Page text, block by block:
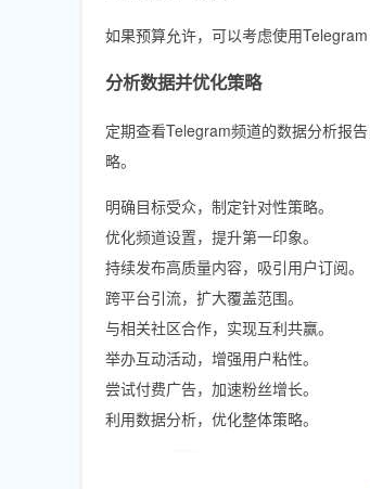
如果预算允许，可以考虑使用
分析数据并优化策略
定期查看Telegram频道的数据分析报
略。
明确目标受众，制定针对性策略。
优化频道设置，提升第一印象。
持续发布高质量内容，吸引用户订阅。
跨平台引流，扩大覆盖范围。
与相关社区合作，实现互利共赢。
举办互动活动，增强用户粘性。
尝试付费广告，加速粉丝增长。
利用数据分析，优化整体策略。